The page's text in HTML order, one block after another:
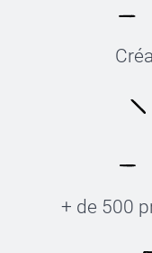
+ de 500